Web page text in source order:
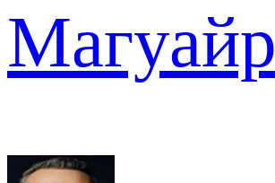
Магуайр